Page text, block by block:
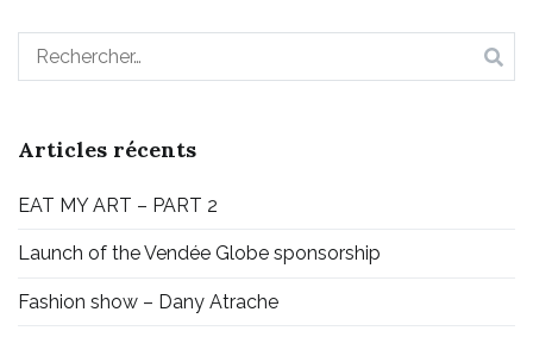
Articles récents
EAT MY ART – PART 2
Launch of the Vendée Globe sponsorship
Fashion show – Dany Atrache